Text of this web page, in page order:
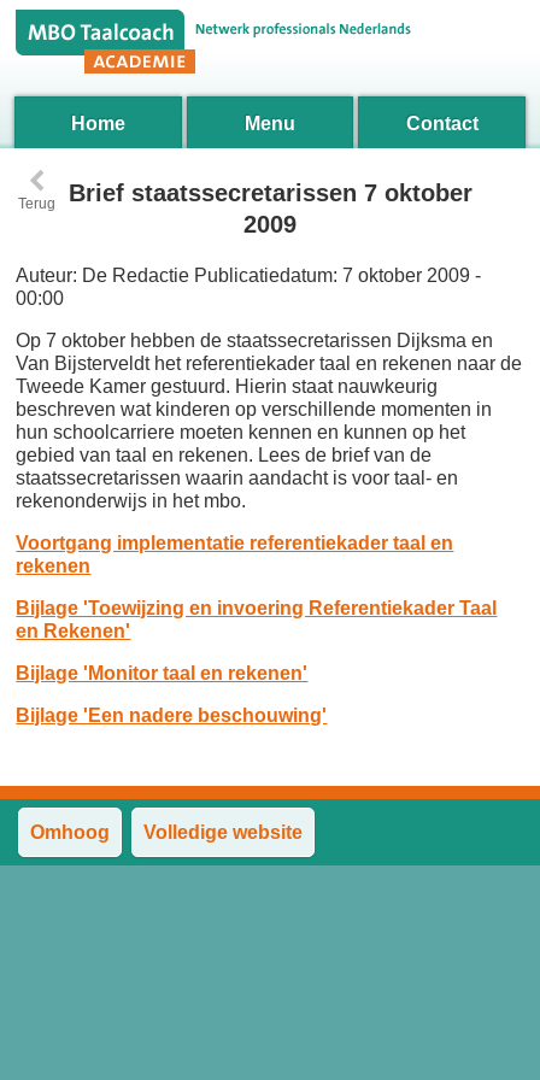
Home Menu Contact
‹
Terug
Brief staatssecretarissen 7 oktober
2009
Auteur: De Redactie Publicatiedatum: 7 oktober 2009 -
00:00
Op 7 oktober hebben de staatssecretarissen Dijksma en
Van Bijsterveldt het referentiekader taal en rekenen naar de
Tweede Kamer gestuurd. Hierin staat nauwkeurig
beschreven wat kinderen op verschillende momenten in
hun schoolcarriere moeten kennen en kunnen op het
gebied van taal en rekenen. Lees de brief van de
staatssecretarissen waarin aandacht is voor taal- en
rekenonderwijs in het mbo.
Voortgang implementatie referentiekader taal en
rekenen
Bijlage 'Toewijzing en invoering Referentiekader Taal
en Rekenen'
Bijlage 'Monitor taal en rekenen'
Bijlage 'Een nadere beschouwing'
Omhoog Volledige website